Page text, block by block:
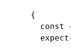
  {
    const
    expect